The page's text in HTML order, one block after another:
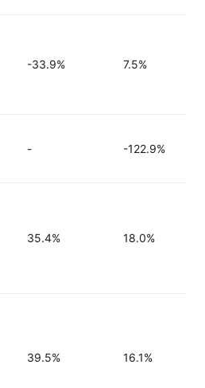
-33.9% 7.5%
- -122.9%
35.4% 18.0%
39.5% 16.1%